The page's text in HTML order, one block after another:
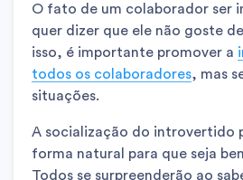
O fato de um colaborador ser
quer dizer que ele não goste
isso, é importante promover a
todos os colaboradores, mas
situações.
A socialização do introvertido
forma natural para que seja
Todos se surpreenderão ao